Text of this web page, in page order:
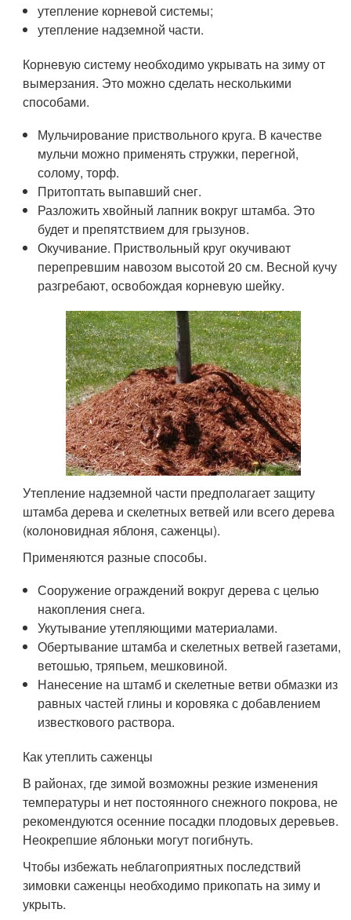
утепление корневой системы;
утепление надземной части.
Корневую систему необходимо укрывать на зиму от
вымерзания. Это можно сделать несколькими
способами.
Мульчирование приствольного круга. В качестве
мульчи можно применять стружки, перегной,
солому, торф.
Притоптать выпавший снег.
Разложить хвойный лапник вокруг штамба. Это
будет и препятствием для грызунов.
Окучивание. Приствольный круг окучивают
перепревшим навозом высотой 20 см. Весной кучу
разгребают, освобождая корневую шейку.
Утепление надземной части предполагает защиту
штамба дерева и скелетных ветвей или всего дерева
(колоновидная яблоня, саженцы).
Применяются разные способы.
Сооружение ограждений вокруг дерева с целью
накопления снега.
Укутывание утепляющими материалами.
Обертывание штамба и скелетных ветвей газетами,
ветошью, тряпьем, мешковиной.
Нанесение на штамб и скелетные ветви обмазки из
равных частей глины и коровяка с добавлением
известкового раствора.
Как утеплить саженцы
В районах, где зимой возможны резкие изменения
температуры и нет постоянного снежного покрова, не
рекомендуются осенние посадки плодовых деревьев.
Неокрепшие яблоньки могут погибнуть.
Чтобы избежать неблагоприятных последствий
зимовки саженцы необходимо прикопать на зиму и
укрыть.